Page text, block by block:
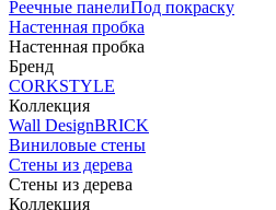
Реечные панелиПод покраску
Настенная пробка
Настенная пробка
Бренд
CORKSTYLE
Коллекция
Wall DesignBRICK
Виниловые стены
Стены из дерева
Стены из дерева
Коллекция